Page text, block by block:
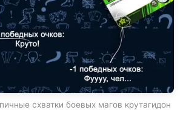
схватки боевых магов крутагидон